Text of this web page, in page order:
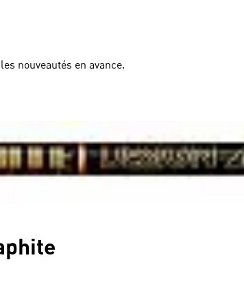
nouveautés en avance.